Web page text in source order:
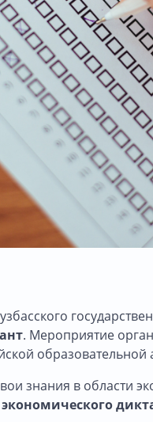
. Мероприятие
образовательной
знания в области